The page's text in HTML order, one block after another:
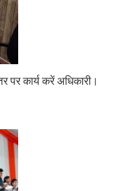
पर कार्य करें अधिकारी।